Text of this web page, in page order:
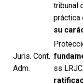
tribunal
práctica
su
Juris. Cont.
Adm.
ss